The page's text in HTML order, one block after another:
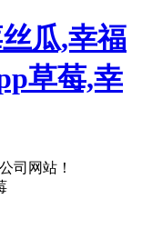
瓜,幸福
草莓,幸
站！